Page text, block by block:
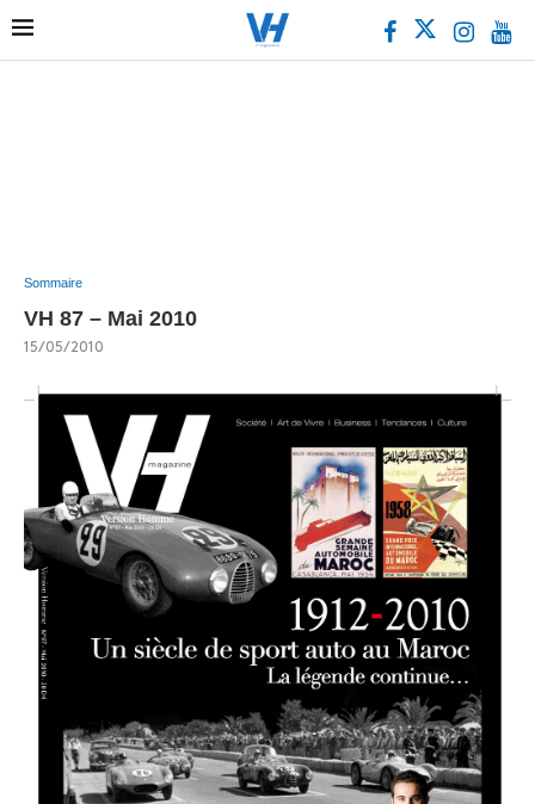
Sommaire
VH 87 – Mai 2010
15/05/2010